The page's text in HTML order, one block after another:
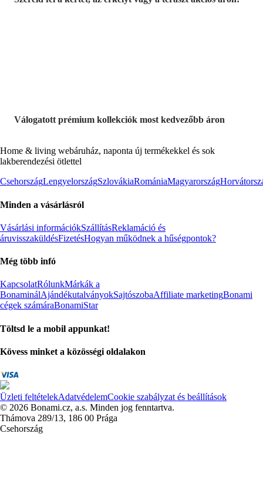
Válogatott prémium kollekciók most kedvezőbb áron
Home & living webáruház, naponta új termékekkel és sok
lakberendezési ötlettel
CsehországLengyelországSzlovákiaRomániaMagyarország
Minden a vásárlásról
Vásárlási információkSzállításReklamáció és
áruvisszaküldésFizetésHogyan működnek a hűségpontok?
Még több infó
KapcsolatRólunkMárkák a
BonaminálAjándékutalványokSajtószobaAffiliate marketingBonami
cégek számáraBonamiStar
Töltsd le a mobil appunkat!
Kövess minket a közösségi oldalakon
Üzleti feltételekAdatvédelemCookie szabályzat és beállítások
© 2026 Bonami.cz, a.s. Minden jog fenntartva.
Thámova 289/13, 186 00 Prága
Csehország